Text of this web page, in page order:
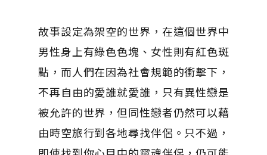
故事設定為架空的世界，在這個世界中
男性身上有綠色色塊、女性則有紅色斑
點，而人們在因為社會規範的衝擊下，
不再自由的愛誰就愛誰，只有異性戀是
被允許的世界，但同性戀者仍然可以藉
由時空旅行到各地尋找伴侶。只不過，